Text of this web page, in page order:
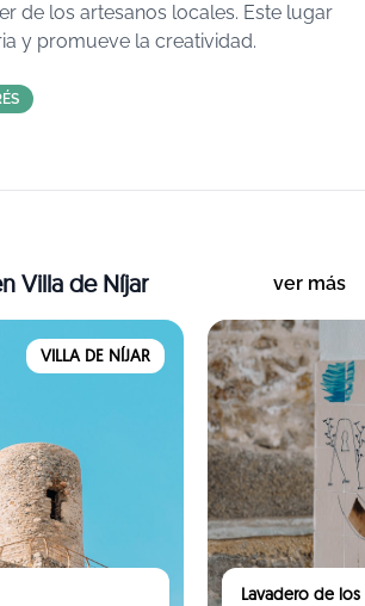
de los artesanos locales. Este lugar
y promueve la creatividad.
Villa de Níjar ver más
VILLA DE NÍJAR
Lavadero de los